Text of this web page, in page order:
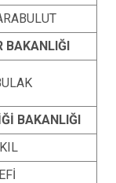
BAKANLIĞI
BAKANLIĞI